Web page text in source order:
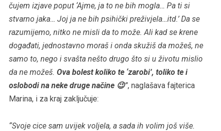
čujem izjave poput ‘Ajme, ja to ne bih mogla… Pa ti si
stvarno jaka… Joj ja ne bih psihički preživjela…itd.’ Da se
razumijemo, nitko ne misli da to može. Ali kad se krene
događati, jednostavno moraš i onda skužiš da možeš, ne
samo to, nego i svašta nešto drugo što si u životu mislio
da ne možeš. Ova bolest koliko te ‘zarobi’, toliko te i
oslobodi na neke druge načine 😉”, naglašava fajterica
Marina, i za kraj zaključuje:
“Svoje cice sam uvijek voljela, a sada ih volim još više.